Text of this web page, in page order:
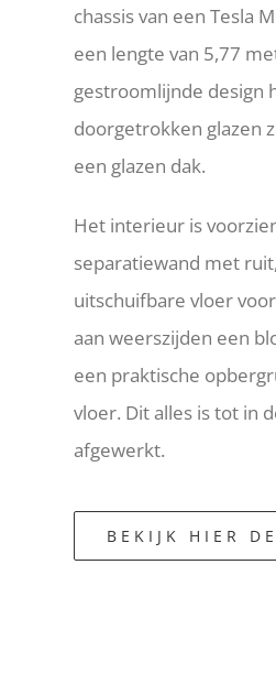
chassis van een Tesla
een lengte van 5,77
gestroomlijnde design
doorgetrokken glazen
een glazen dak.
Het interieur is
separatiewand met
uitschuifbare vloer
aan weerszijden een
een praktische
vloer. Dit alles is tot in
afgewerkt.
BEKIJK HIER